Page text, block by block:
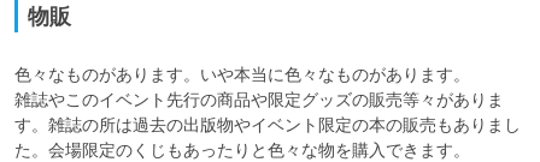
物販
色々なものがあります。いや本当に色々なものがあります。
雑誌やこのイベント先行の商品や限定グッズの販売等々がありま
す。雑誌の所は過去の出版物やイベント限定の本の販売もありまし
た。会場限定のくじもあったりと色々な物を購入できます。